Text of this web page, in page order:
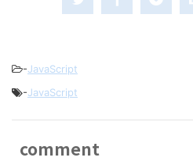
-JavaScript
-JavaScript
comment